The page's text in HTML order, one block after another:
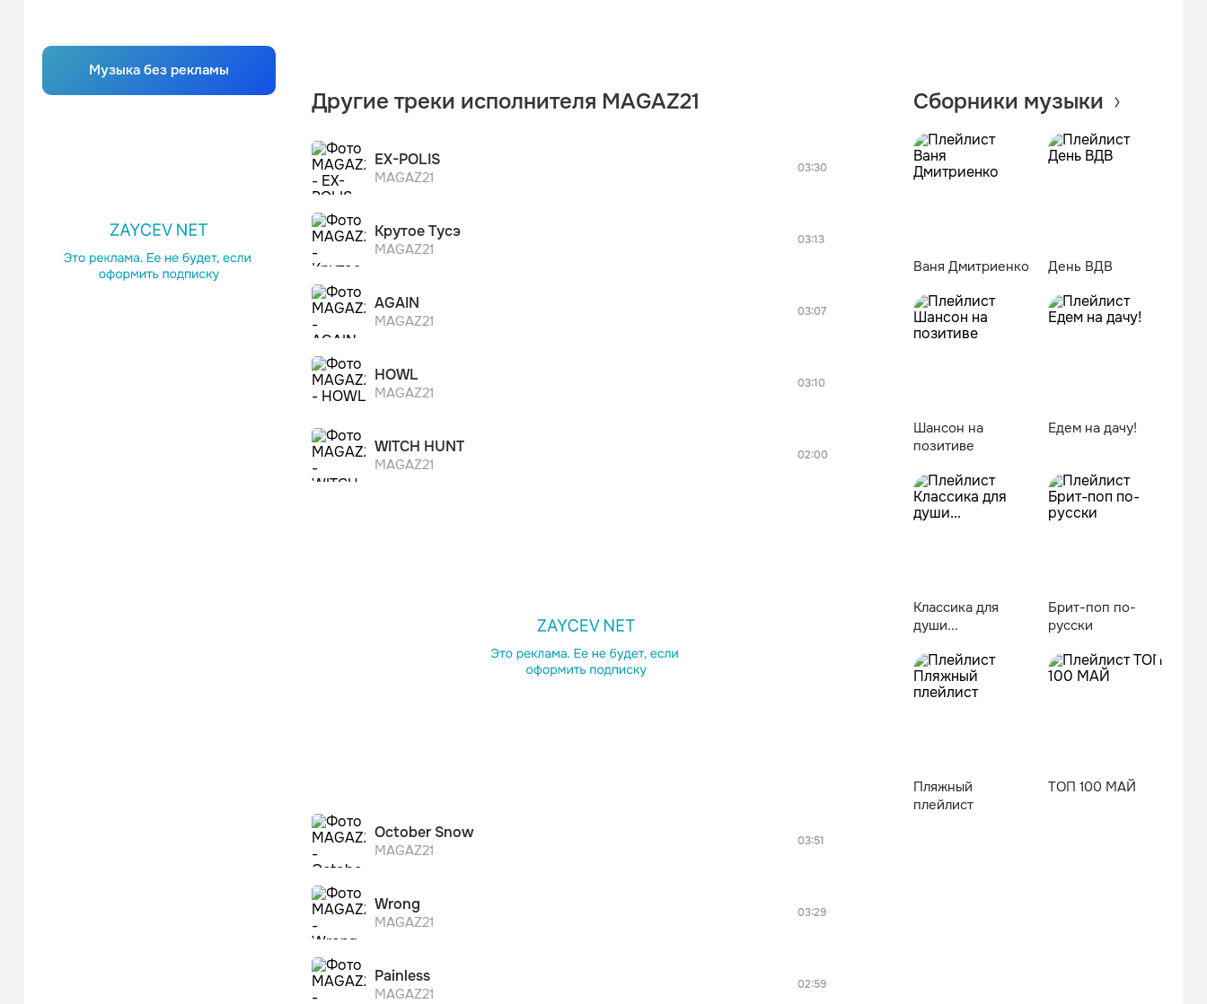
Музыка без рекламы
Другие треки исполнителя MAGAZ21
EX-POLIS
MAGAZ21
03:30
Крутое Тусэ
MAGAZ21
03:13
AGAIN
MAGAZ21
03:07
HOWL
MAGAZ21
03:10
WITCH HUNT
MAGAZ21
02:00
October Snow
MAGAZ21
03:51
Wrong
MAGAZ21
03:29
Painless
MAGAZ21
02:59
Сборники музыки
Ваня Дмитриенко День ВДВ
Шансон на
позитиве
Едем на дачу!
Классика для
души...
Брит-поп по-
русски
Пляжный
плейлист
ТОП 100 МАЙ